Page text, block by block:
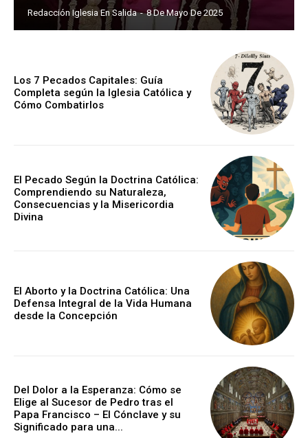
Redacción Iglesia En Salida - 8 De Mayo De 2025
Los 7 Pecados Capitales: Guía
Completa según la Iglesia Católica y
Cómo Combatirlos
El Pecado Según la Doctrina Católica:
Comprendiendo su Naturaleza,
Consecuencias y la Misericordia
Divina
El Aborto y la Doctrina Católica: Una
Defensa Integral de la Vida Humana
desde la Concepción
Del Dolor a la Esperanza: Cómo se
Elige al Sucesor de Pedro tras el
Papa Francisco – El Cónclave y su
Significado para una...